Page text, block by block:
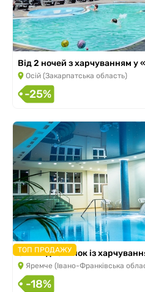
Від 2 ночей з харчуванням у
Осій (Закарпатська область)
-25%
ТОП ПРОДАЖУ
SPA-відпочинок із
Яремче (Івано-Франківська
-18%